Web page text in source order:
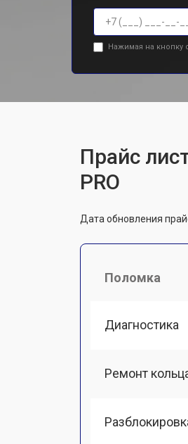
Нажимая на кнопку
Прайс
PRO
Дата обновления
Поломка
Диагностика
Ремонт